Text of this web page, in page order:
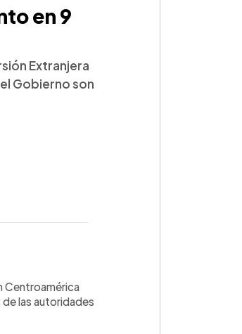
en 9
Extranjera
Gobierno son
Centroamérica
las autoridades